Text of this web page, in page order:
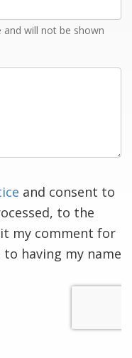
will not be shown
and consent to
to the
my comment for
having my name